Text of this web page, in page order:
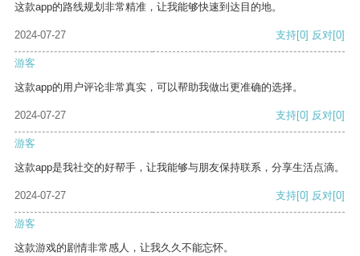
这款app的路线规划非常精准，让我能够快速到达目的地。
2024-07-27 支持[0] 反对[0]
游客
这款app的用户评论非常真实，可以帮助我做出更准确的选择。
2024-07-27 支持[0] 反对[0]
游客
这款app是我社交的好帮手，让我能够与朋友保持联系，分享生活点滴。
2024-07-27 支持[0] 反对[0]
游客
这款游戏的剧情非常感人，让我久久不能忘怀。